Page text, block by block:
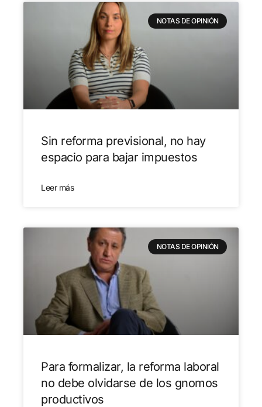
NOTAS DE OPINIÓN
Sin reforma previsional, no hay
espacio para bajar impuestos
Leer más
NOTAS DE OPINIÓN
Para formalizar, la reforma laboral
no debe olvidarse de los gnomos
productivos